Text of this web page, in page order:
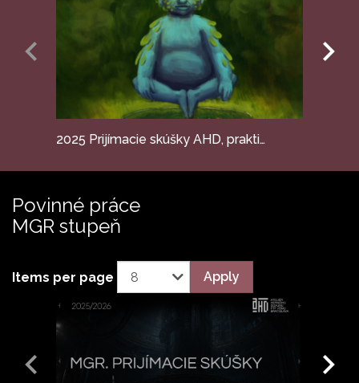
2025 Prijímacie skúšky AHD, praktické práce, 2. kolo
Povinné práce
MGR stupeň
Items per page Apply